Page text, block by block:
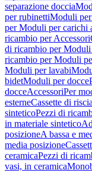
separazione doccia
per rubinettiModuli per
per Moduli per carichi
ricambio per Accessori
di ricambio per
ricambio per Moduli
Moduli per lavabi
bidetModuli per docce
docceAccessoriPer
esterneCassette di
sinteticoPezzi di
in materiale sintetico
posizioneA bassa e
media posizione
ceramicaPezzi di
vasi, in ceramica